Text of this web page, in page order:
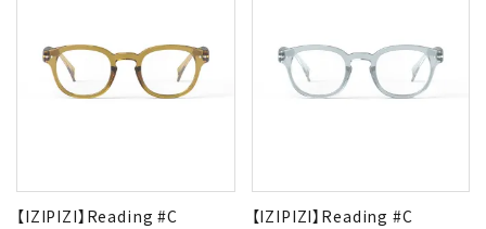
【IZIPIZI】Reading #C 【IZIPIZI】Reading #C